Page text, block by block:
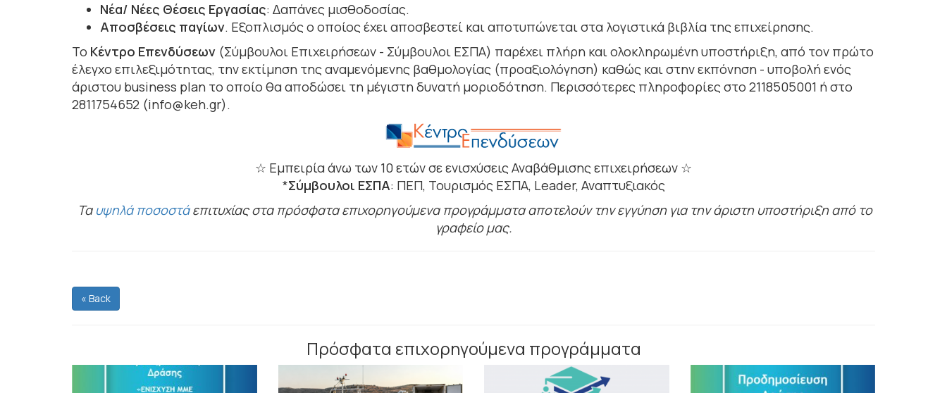
Νέα/ Νέες Θέσεις Εργασίας: Δαπάνες μισθοδοσίας.
Αποσβέσεις παγίων. Εξοπλισμός ο οποίος έχει αποσβεστεί και αποτυπώνεται στα λογιστικά βιβλία της επιχείρησης.
Το Κέντρο Επενδύσεων (Σύμβουλοι Επιχειρήσεων - Σύμβουλοι ΕΣΠΑ) παρέχει πλήρη και ολοκληρωμένη υποστήριξη, από τον πρώτο
έλεγχο επιλεξιμότητας, την εκτίμηση της αναμενόμενης βαθμολογίας (προαξιολόγηση) καθώς και στην εκπόνηση - υποβολή ενός
άριστου business plan το οποίο θα αποδώσει τη μέγιστη δυνατή μοριοδότηση. Περισσότερες πληροφορίες στο 2118505001 ή στο
2811754652 (info@keh.gr).
☆ Εμπειρία άνω των 10 ετών σε ενισχύσεις Αναβάθμισης επιχειρήσεων ☆
*Σύμβουλοι ΕΣΠΑ: ΠΕΠ, Τουρισμός ΕΣΠΑ, Leader, Αναπτυξιακός
Τα υψηλά ποσοστάεπιτυχίας στα πρόσφατα επιχορηγούμενα προγράμματα αποτελούν την εγγύηση για την άριστη υποστήριξη από το
γραφείο μας.
« Back
Πρόσφατα επιχορηγούμενα προγράμματα